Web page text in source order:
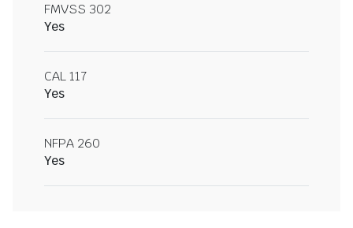
FMVSS 302
Yes
CAL 117
Yes
NFPA 260
Yes